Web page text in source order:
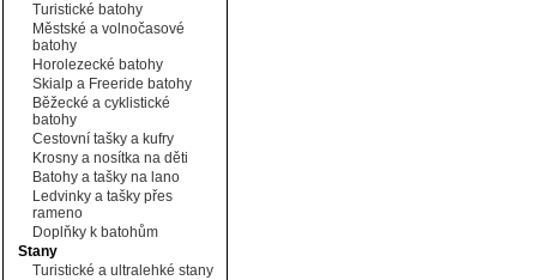
Turistické batohy
Městské a volnočasové
batohy
Horolezecké batohy
Skialp a Freeride batohy
Běžecké a cyklistické
batohy
Cestovní tašky a kufry
Krosny a nosítka na děti
Batohy a tašky na lano
Ledvinky a tašky přes
rameno
Doplňky k batohům
Stany
Turistické a ultralehké stany